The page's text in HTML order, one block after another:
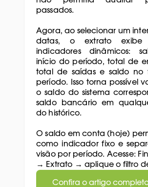
passados.
Agora, ao selecionar um
datas, o extrato exibe
indicadores dinâmicos:
início do período, total de
total de saídas e saldo no
período. Isso torna possível
o saldo do sistema
saldo bancário em
do histórico.
O saldo em conta (hoje)
como indicador fixo e
visão por período. Acesse:
→ Extrato → aplique o filtro
Confira o artigo